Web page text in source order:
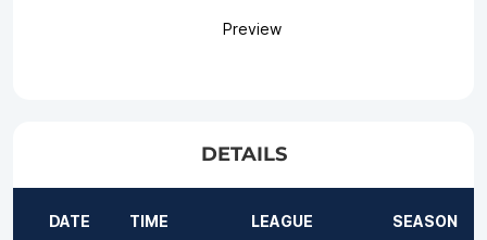
Preview
DETAILS
DATE TIME LEAGUE SEASON